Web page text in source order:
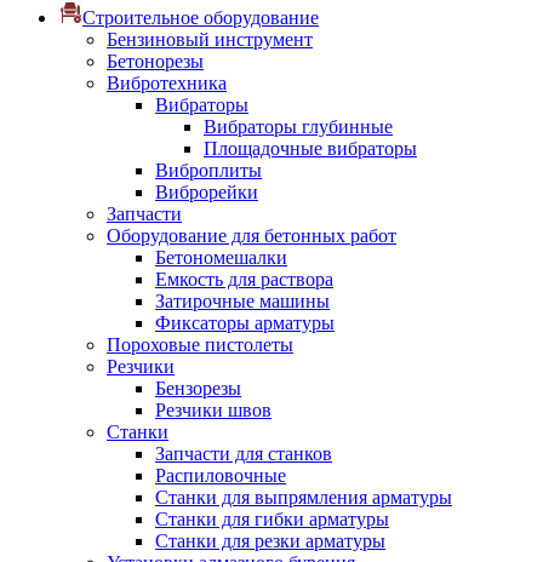
Строительное оборудование
Бензиновый инструмент
Бетонорезы
Вибротехника
Вибраторы
Вибраторы глубинные
Площадочные вибраторы
Виброплиты
Виброрейки
Запчасти
Оборудование для бетонных работ
Бетономешалки
Емкость для раствора
Затирочные машины
Фиксаторы арматуры
Пороховые пистолеты
Резчики
Бензорезы
Резчики швов
Станки
Запчасти для станков
Распиловочные
Станки для выпрямления арматуры
Станки для гибки арматуры
Станки для резки арматуры